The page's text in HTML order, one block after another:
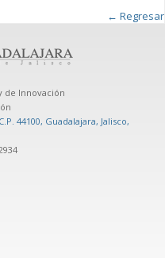
← Regresar
de Innovación
44100, Guadalajara, Jalisco,